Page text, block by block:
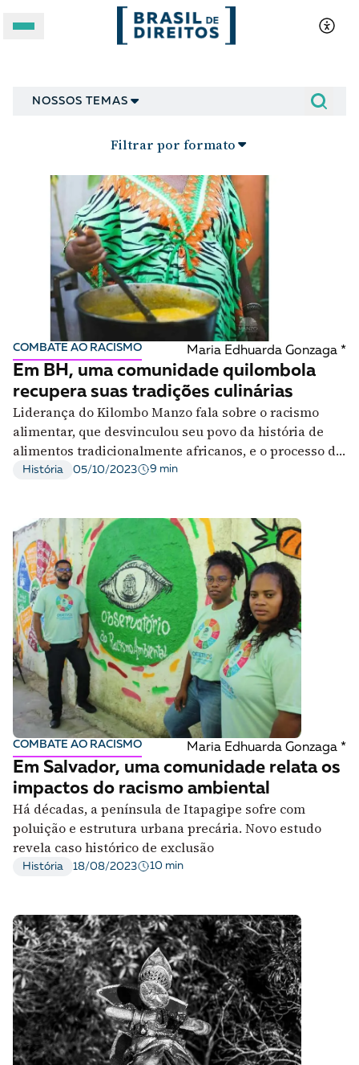
Apoie a Brasil de Direitos
A [BD] conta as histórias de quem defende
direitos humanos no Brasil. Para continuar,
esse trabalho precisa da sua doação!
VEJA COMO APOIAR!
Combate ao racismo
NOSSOS TEMAS
Filtrar por formato
COMBATE AO RACISMO Maria Edhuarda Gonzaga *
Em BH, uma comunidade quilombola
recupera suas tradições culinárias
Liderança do Kilombo Manzo fala sobre o racismo
alimentar, que desvinculou seu povo da história de
alimentos tradicionalmente africanos, e o processo de
resgate desses pratos
História 05/10/2023 9 min
COMBATE AO RACISMO Maria Edhuarda Gonzaga *
Em Salvador, uma comunidade relata os
impactos do racismo ambiental
Há décadas, a península de Itapagipe sofre com
poluição e estrutura urbana precária. Novo estudo
revela caso histórico de exclusão
História 18/08/2023 10 min